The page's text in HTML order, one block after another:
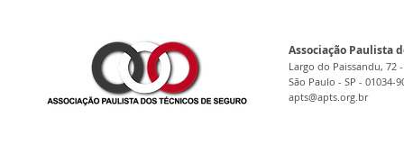
Associação Paulista
Largo do Paissandu, 72
São Paulo - SP - 01034-
apts@apts.org.br